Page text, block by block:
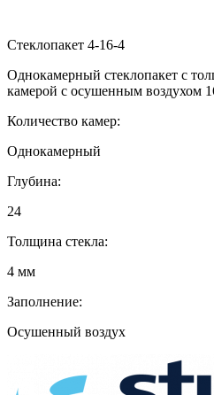
Стеклопакет 4-16-4
Однокамерный стеклопакет с
камерой с осушенным воздухом
Количество камер:
Однокамерный
Глубина:
24
Толщина стекла:
4 мм
Заполнение:
Осушенный воздух